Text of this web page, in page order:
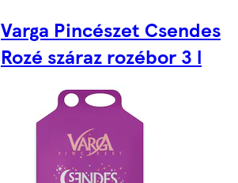
Varga Pincészet Csendes
Rozé száraz rozébor 3 l